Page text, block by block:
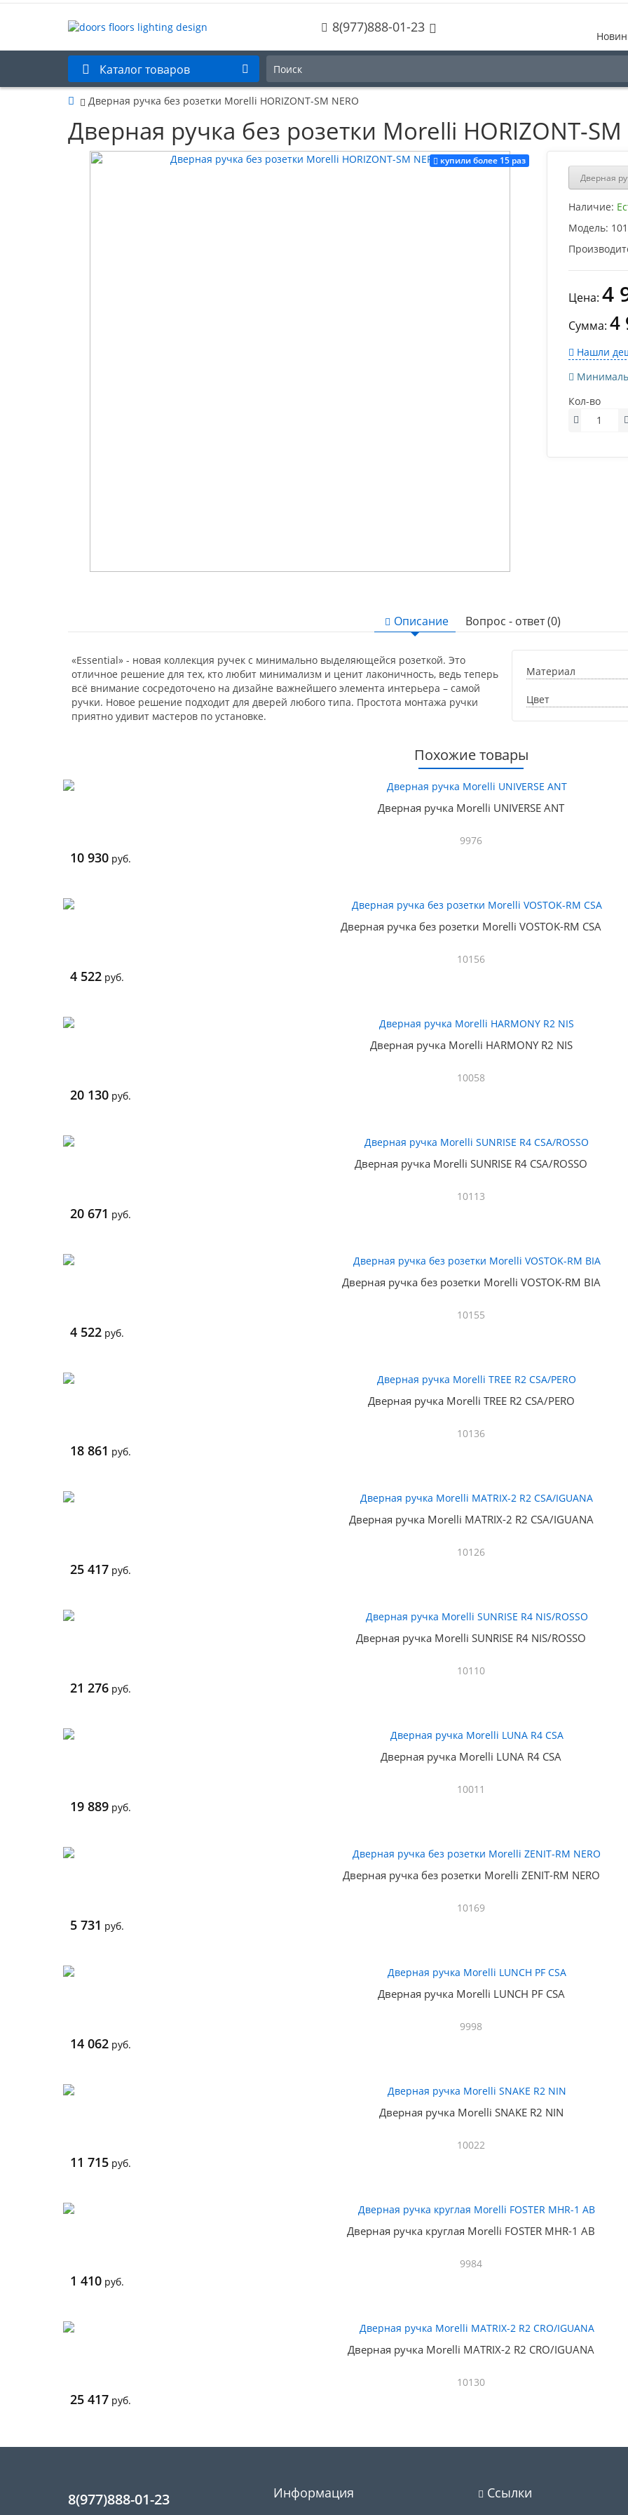
8(977)888-01-23
Каталог товаров
Дверная ручка без розетки Morelli HORIZONT-SM NERO
Дверная ручка без розетки Morelli HORIZONT-SM
купили более 15 раз
Дверная
Наличие:
Модель:
Цена: 4
Сумма: 4
Нашли
Кол-во
Описание Вопрос - ответ (0)
«Essential» - новая коллекция ручек с минимально выделяющейся розеткой. Это
отличное решение для тех, кто любит минимализм и ценит лаконичность, ведь теперь
всё внимание сосредоточено на дизайне важнейшего элемента интерьера – самой
ручки. Новое решение подходит для дверей любого типа. Простота монтажа ручки
приятно удивит мастеров по установке.
Материал
Цвет
Похожие товары
Дверная ручка Morelli UNIVERSE ANT
9976
10 930 руб.
Дверная ручка без розетки Morelli VOSTOK-RM CSA
10156
4 522 руб.
Дверная ручка Morelli HARMONY R2 NIS
10058
20 130 руб.
Дверная ручка Morelli SUNRISE R4 CSA/ROSSO
10113
20 671 руб.
Дверная ручка без розетки Morelli VOSTOK-RM BIA
10155
4 522 руб.
Дверная ручка Morelli TREE R2 CSA/PERO
10136
18 861 руб.
Дверная ручка Morelli MATRIX-2 R2 CSA/IGUANA
10126
25 417 руб.
Дверная ручка Morelli SUNRISE R4 NIS/ROSSO
10110
21 276 руб.
Дверная ручка Morelli LUNA R4 CSA
10011
19 889 руб.
Дверная ручка без розетки Morelli ZENIT-RM NERO
10169
5 731 руб.
Дверная ручка Morelli LUNCH PF CSA
9998
14 062 руб.
Дверная ручка Morelli SNAKE R2 NIN
10022
11 715 руб.
Дверная ручка круглая Morelli FOSTER MHR-1 AB
9984
1 410 руб.
Дверная ручка Morelli MATRIX-2 R2 CRO/IGUANA
10130
25 417 руб.
8(977)888-01-23 Информация Ссылки